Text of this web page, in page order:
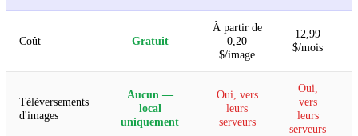
Coût Gratuit
À partir de
0,20
$/image
12,99
$/mois
Téléversements
d'images
Aucun —
local
uniquement
Oui, vers
leurs
serveurs
Oui,
vers
leurs
serveurs